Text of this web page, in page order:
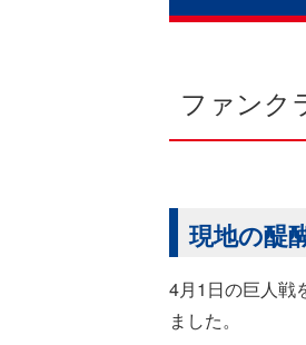
ファンク
現地の醍
4月1日の巨人戦
ました。